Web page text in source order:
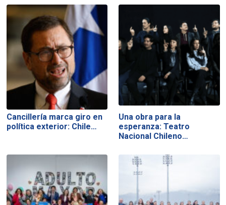
Cancillería marca giro en
política exterior: Chile…
Una obra para la
esperanza: Teatro
Nacional Chileno…